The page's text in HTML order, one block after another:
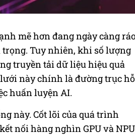
mẽ hơn đang ngày càng
trọng. Tuy nhiên, khi số lượng
truyền tải dữ liệu hiệu quả
này chính là đường trục hỗ
huấn luyện AI.
này. Cốt lõi của quá trình
nối hàng nghìn GPU và